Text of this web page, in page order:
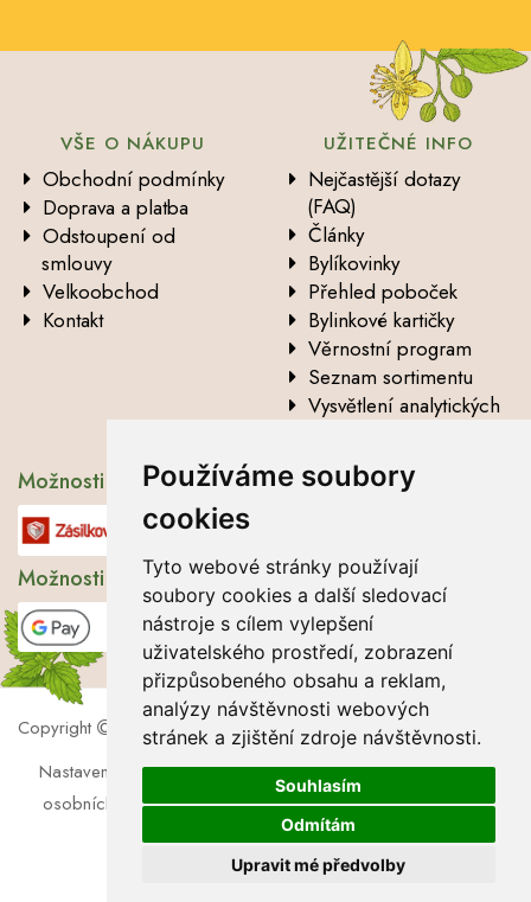
Používáme soubory
cookies
Tyto webové stránky používají
soubory cookies a další sledovací
nástroje s cílem vylepšení
uživatelského prostředí, zobrazení
přizpůsobeného obsahu a reklam,
analýzy návštěvnosti webových
stránek a zjištění zdroje návštěvnosti.
Souhlasím
Odmítám
Upravit mé předvolby
VŠE O NÁKUPU
Obchodní podmínky
Doprava a platba
Odstoupení od
smlouvy
Velkoobchod
Kontakt
UŽITEČNÉ INFO
Nejčastější dotazy
(FAQ)
Články
Bylíkovinky
Přehled poboček
Bylinkové kartičky
Věrnostní program
Seznam sortimentu
Vysvětlení analytických
Možnosti dopravy
Možnosti platby
Copyright
2026 Lbros s.r.o.
Nastavení cookies|Soubory cookies|Zásady zpracování
osobních údajů|Souhlas se zpracováním osobních údajů